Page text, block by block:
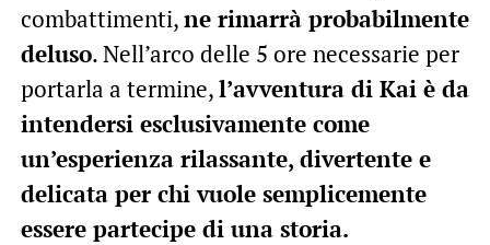
combattimenti,ne rimarrà probabilmente
deluso. Nell’arco delle 5 ore necessarie per
portarla a termine,l’avventura di Kai è da
intendersi esclusivamente come
un’esperienza rilassante, divertente e
delicata per chi vuole semplicemente
essere partecipe di una storia.